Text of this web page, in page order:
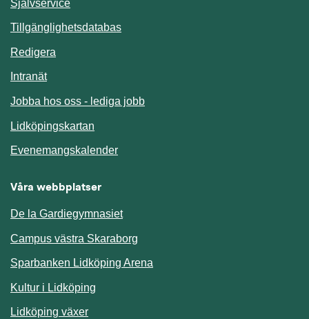
Självservice
TillgänglighetsdatabasLänk till annan webbplats.
Redigera
IntranätLänk till annan webbplats.
Jobba hos oss - lediga jobb
Lidköpingskartan
EvenemangskalenderLänk till annan webbplats.
Våra webbplatser
De la Gardiegymnasiet
Campus västra Skaraborg
Sparbanken Lidköping Arena
Kultur i Lidköping
Lidköping växer